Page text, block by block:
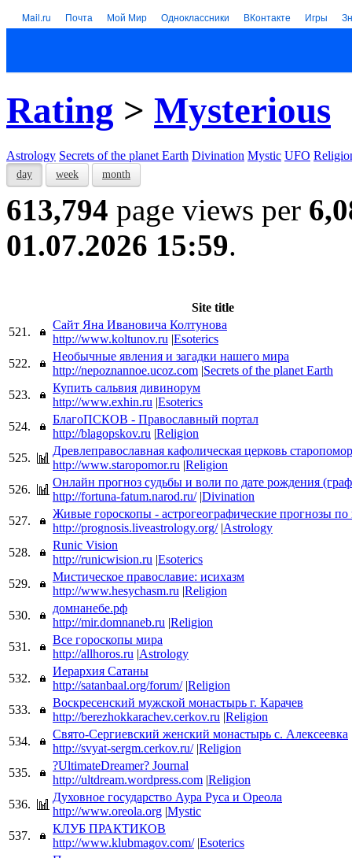
Mail.ru Почта Мой Мир Одноклассники ВКонтакте Игры
Rating > Mysterious
Astrology Secrets of the planet Earth Divination Mystic UFO
day week month
613,794 page views per
01.07.2026 15:59.
Site title
521.
Сайт Яна Ивановича Колтунова
http://www.koltunov.ru |Esoterics
522.
Необычные явления и загадки нашего мира
http://nepoznannoe.ucoz.com |Secrets of the planet Earth
523.
Купить сальвия дивинорум
http://www.exhin.ru |Esoterics
524.
БлагоПСКОВ - Православный портал
http://blagopskov.ru |Religion
525.
Древлеправославная кафолическая церковь
http://www.staropomor.ru |Religion
526.
Онлайн прогноз судьбы и воли по дате рождения
http://fortuna-fatum.narod.ru/ |Divination
527.
Живые гороскопы - астрогеографические прогнозы
http://prognosis.liveastrology.org/ |Astrology
528.
Runic Vision
http://runicwision.ru |Esoterics
529.
Мистическое православие: исихазм
http://www.hesychasm.ru |Religion
530.
домнанебе.рф
http://mir.domnaneb.ru |Religion
531.
Все гороскопы мира
http://allhoros.ru |Astrology
532.
Иерархия Сатаны
http://satanbaal.org/forum/ |Religion
533.
Воскресенский мужской монастырь г. Карачев
http://berezhokkarachev.cerkov.ru |Religion
534.
Свято-Сергиевский женский монастырь с. Алексеевка
http://svyat-sergm.cerkov.ru/ |Religion
535.
?UltimateDreamer? Journal
http://ultdream.wordpress.com |Religion
536.
Духовное государство Аура Руса и Ореола
http://www.oreola.org |Mystic
537.
КЛУБ ПРАКТИКОВ
http://www.klubmagov.com/ |Esoterics